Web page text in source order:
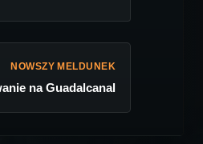
NOWSZY MELDUNEK
na Guadalcanal